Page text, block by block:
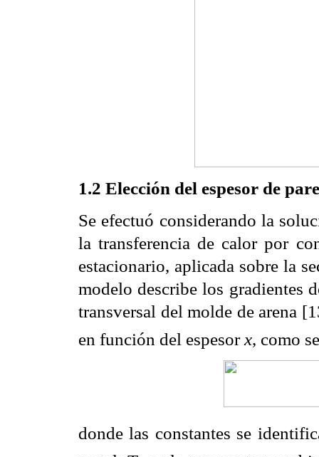
1.2 Elección del espesor de
Se efectuó considerando la
la transferencia de calor por
estacionario, aplicada sobre la
modelo describe los gradientes
transversal del molde de arena
en función del espesor x, como
donde las constantes se